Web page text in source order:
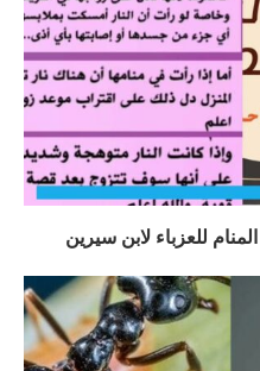
للعزباء لابن سيرين